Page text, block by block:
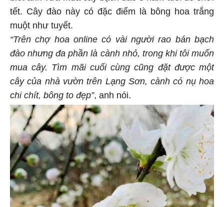
tết. Cây đào này có đặc điểm là bông hoa trắng
muột như tuyết.
“Trên chợ hoa online có vài người rao bán bạch
đào nhưng đa phần là cành nhỏ, trong khi tôi muốn
mua cây. Tìm mãi cuối cùng cũng đặt được một
cây của nhà vườn trên Lạng Sơn, cành có nụ hoa
chi chít, bông to đẹp”, anh nói.